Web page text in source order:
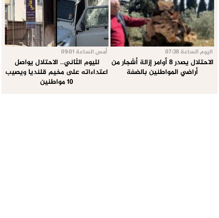
اليوم الساعة 07:38
الاحتلال يصدر 8 أوامر إزالة أشجار من
أراضي المواطنين بالضفة
أمس الساعة 09:01
لليوم الثاني.. الاحتلال يواصل
اعتداءاته على مخيم قلنديا ويصيب
10 مواطنين